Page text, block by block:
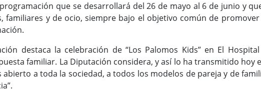
que se desarrollará del 26 de mayo al 6 de junio y
familiares y de ocio, siempre bajo el objetivo común de
destaca la celebración de “Los Palomos Kids” en El
familiar. La Diputación considera, y así lo ha transmitido hoy
abierto a toda la sociedad, a todos los modelos de pareja y de